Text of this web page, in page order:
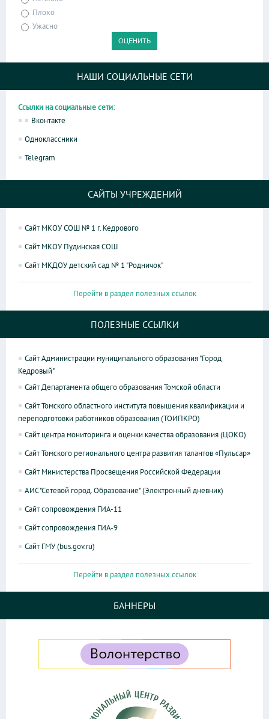
Плохо
Ужасно
НАШИ СОЦИАЛЬНЫЕ СЕТИ
Ссылки на социальные сети:
Вконтакте
Одноклассники
Telegram
САЙТЫ УЧРЕЖДЕНИЙ
Сайт МКОУ СОШ № 1 г. Кедрового
Сайт МКОУ Пудинская СОШ
Сайт МКДОУ детский сад № 1 "Родничок"
Перейти в раздел полезных ссылок
ПОЛЕЗНЫЕ ССЫЛКИ
Сайт Администрации муниципального образования "Город
Кедровый"
Сайт Департамента общего образования Томской области
Сайт Томского областного института повышения квалификации и
переподготовки работников образования (ТОИПКРО)
Сайт центра мониторинга и оценки качества образования (ЦОКО)
Сайт Томского регионального центра развития талантов «Пульсар»
Сайт Министерства Просвещения Российской Федерации
АИС "Сетевой город. Образование" (Электронный дневник)
Сайт сопровождения ГИА-11
Сайт сопровождения ГИА-9
Сайт ГМУ (bus.gov.ru)
Перейти в раздел полезных ссылок
БАННЕРЫ